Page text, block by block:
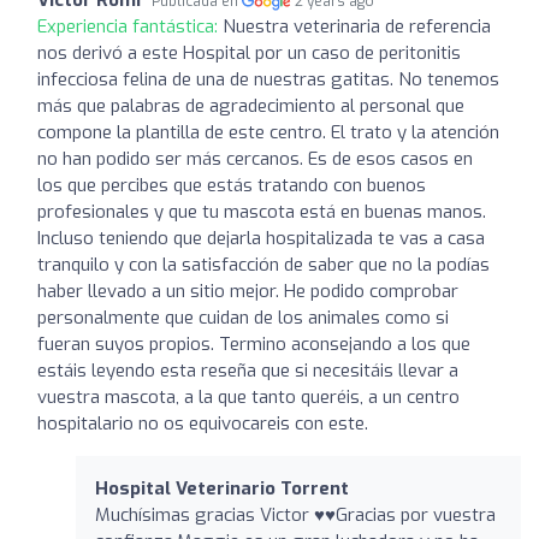
Experiencia fantástica: Nuestra veterinaria de referencia
nos derivó a este Hospital por un caso de peritonitis
infecciosa felina de una de nuestras gatitas. No tenemos
más que palabras de agradecimiento al personal que
compone la plantilla de este centro. El trato y la atención
no han podido ser más cercanos. Es de esos casos en
los que percibes que estás tratando con buenos
profesionales y que tu mascota está en buenas manos.
Incluso teniendo que dejarla hospitalizada te vas a casa
tranquilo y con la satisfacción de saber que no la podías
haber llevado a un sitio mejor. He podido comprobar
personalmente que cuidan de los animales como si
fueran suyos propios. Termino aconsejando a los que
estáis leyendo esta reseña que si necesitáis llevar a
vuestra mascota, a la que tanto queréis, a un centro
hospitalario no os equivocareis con este.
Hospital Veterinario Torrent
Muchísimas gracias Victor ♥️♥️Gracias por vuestra